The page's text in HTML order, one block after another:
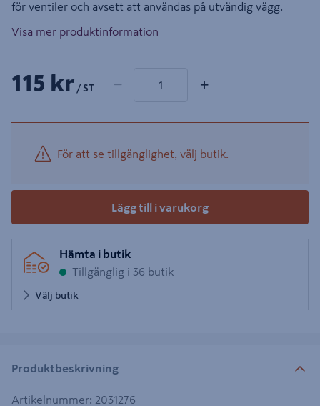
för ventiler och avsett att användas på utvändig vägg.
Visa mer produktinformation
115 kr / ST − +
För att se tillgänglighet, välj butik.
Lägg till i varukorg
Hämta i butik
Tillgänglig i 36 butik
Välj butik
Produktbeskrivning
Artikelnummer: 2031276